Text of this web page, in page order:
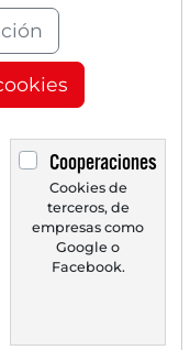
un potencial de
(ONDS) se
Cooperaciones
Cookies de
terceros, de
empresas como
Google o
Facebook.